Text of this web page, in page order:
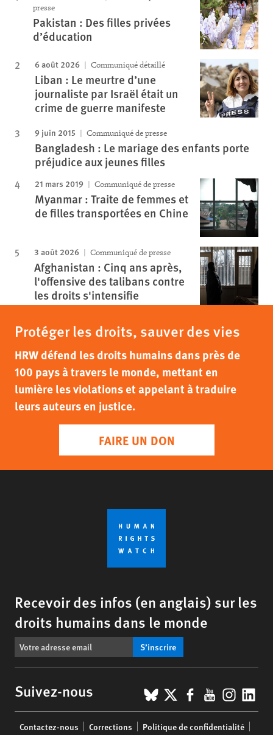
presse
Pakistan : Des filles privées
d’éducation
6 août 2026 Communiqué détaillé
Liban : Le meurtre d’une
journaliste par Israël était un
crime de guerre manifeste
9 juin 2015 Communiqué de presse
Bangladesh : Le mariage des enfants porte
préjudice aux jeunes filles
21 mars 2019 Communiqué de presse
Myanmar : Traite de femmes et
de filles transportées en Chine
3 août 2026 Communiqué de presse
Afghanistan : Cinq ans après,
l'offensive des talibans contre
les droits s'intensifie
Protéger les droits, sauver des vies
HRW défend les droits humains dans près de
100 pays à travers le monde, mettant en
lumière les violations et appelant à traduire
leurs auteurs en justice.
FAIRE UN DON
Recevoir des infos (en anglais) sur les
droits humains dans le monde
S’inscrire
Suivez-nous BlueSky
X Facebook
YouTube
Contactez-nous Corrections Politique de confidentialité